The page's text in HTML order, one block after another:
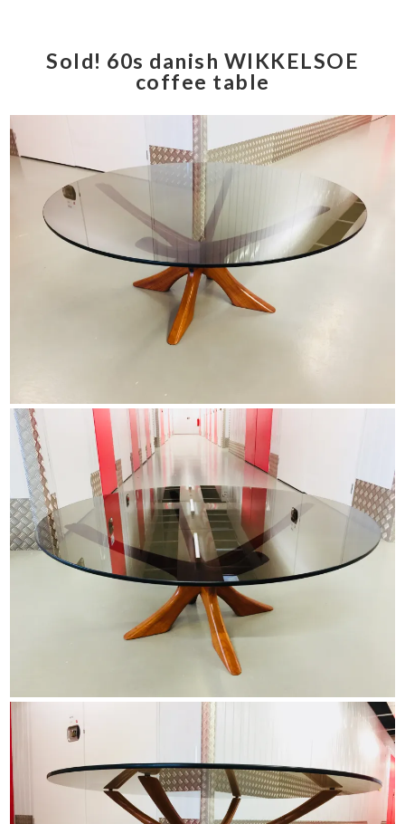
Sold! 60s danish WIKKELSOE
coffee table